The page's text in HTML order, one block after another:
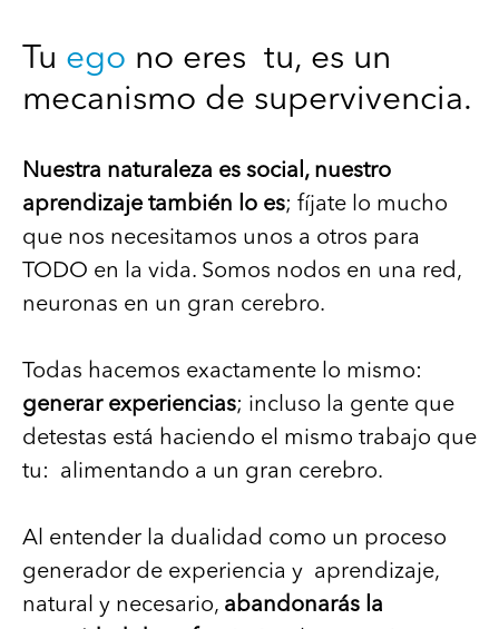
Tu ego no eres tu, es un
mecanismo de supervivencia.
Nuestra naturaleza es social, nuestro
aprendizaje también lo es; fíjate lo mucho
que nos necesitamos unos a otros para
TODO en la vida. Somos nodos en una red,
neuronas en un gran cerebro.
Todas hacemos exactamente lo mismo:
generar experiencias; incluso la gente que
detestas está haciendo el mismo trabajo que
tu: alimentando a un gran cerebro.
Al entender la dualidad como un proceso
generador de experiencia y aprendizaje,
natural y necesario, abandonarás la